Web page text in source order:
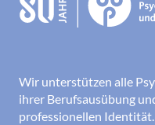
inhaltliches Thema.
Impuls tauschen wir
Dann leiten Sie
weiter.
Dr. Alexander
Wir unterstützen alle
ihrer Berufsausübung
professionellen